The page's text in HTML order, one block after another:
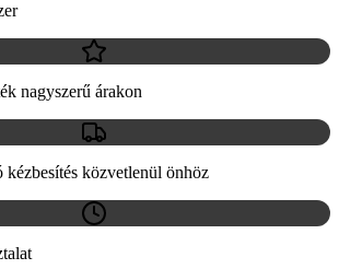
nagyszerű árakon
kézbesítés közvetlenül önhöz